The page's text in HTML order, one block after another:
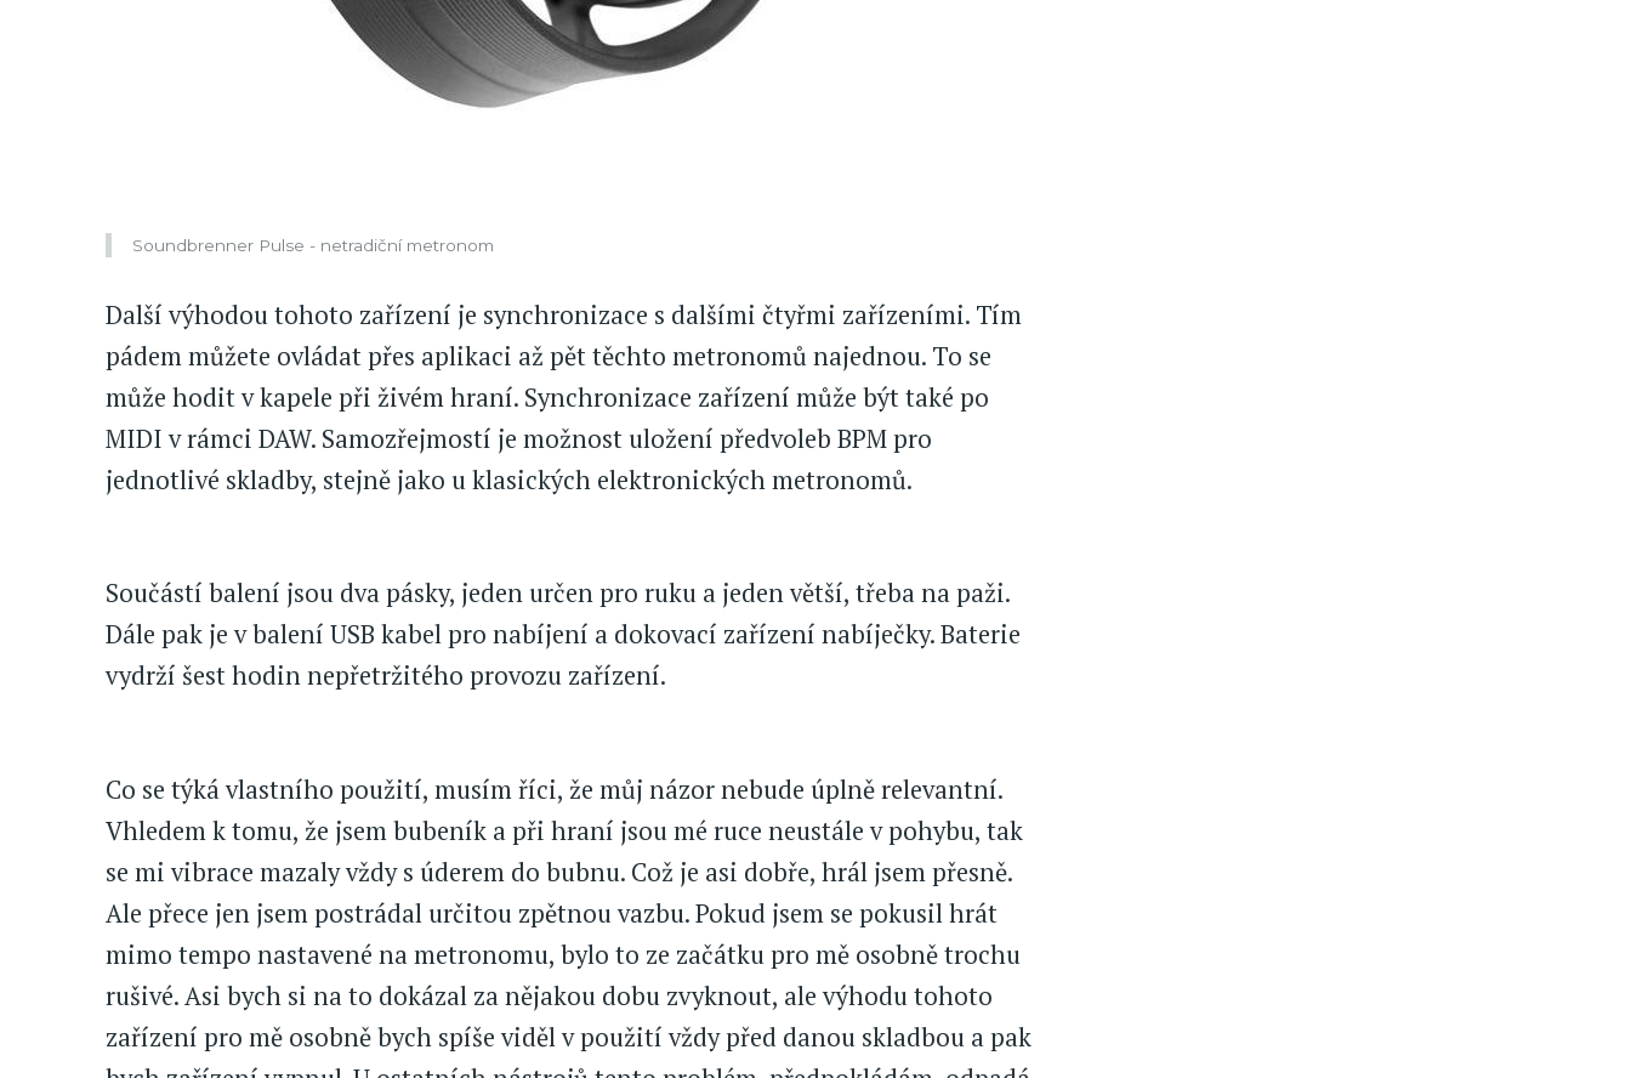
Soundbrenner Pulse - netradiční metronom
Další výhodou tohoto zařízení je synchronizace s dalšími čtyřmi zařízeními. Tím
pádem můžete ovládat přes aplikaci až pět těchto metronomů najednou. To se
může hodit v kapele při živém hraní. Synchronizace zařízení může být také po
MIDI v rámci DAW. Samozřejmostí je možnost uložení předvoleb BPM pro
jednotlivé skladby, stejně jako u klasických elektronických metronomů.
Součástí balení jsou dva pásky, jeden určen pro ruku a jeden větší, třeba na paži.
Dále pak je v balení USB kabel pro nabíjení a dokovací zařízení nabíječky. Baterie
vydrží šest hodin nepřetržitého provozu zařízení.
Co se týká vlastního použití, musím říci, že můj názor nebude úplně relevantní.
Vhledem k tomu, že jsem bubeník a při hraní jsou mé ruce neustále v pohybu, tak
se mi vibrace mazaly vždy s úderem do bubnu. Což je asi dobře, hrál jsem přesně.
Ale přece jen jsem postrádal určitou zpětnou vazbu. Pokud jsem se pokusil hrát
mimo tempo nastavené na metronomu, bylo to ze začátku pro mě osobně trochu
rušivé. Asi bych si na to dokázal za nějakou dobu zvyknout, ale výhodu tohoto
zařízení pro mě osobně bych spíše viděl v použití vždy před danou skladbou a pak